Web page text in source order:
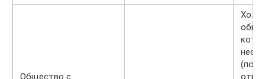
Общество с